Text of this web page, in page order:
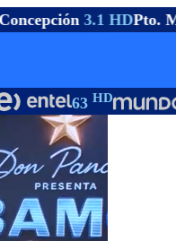
3.1 HDPto.
63HD